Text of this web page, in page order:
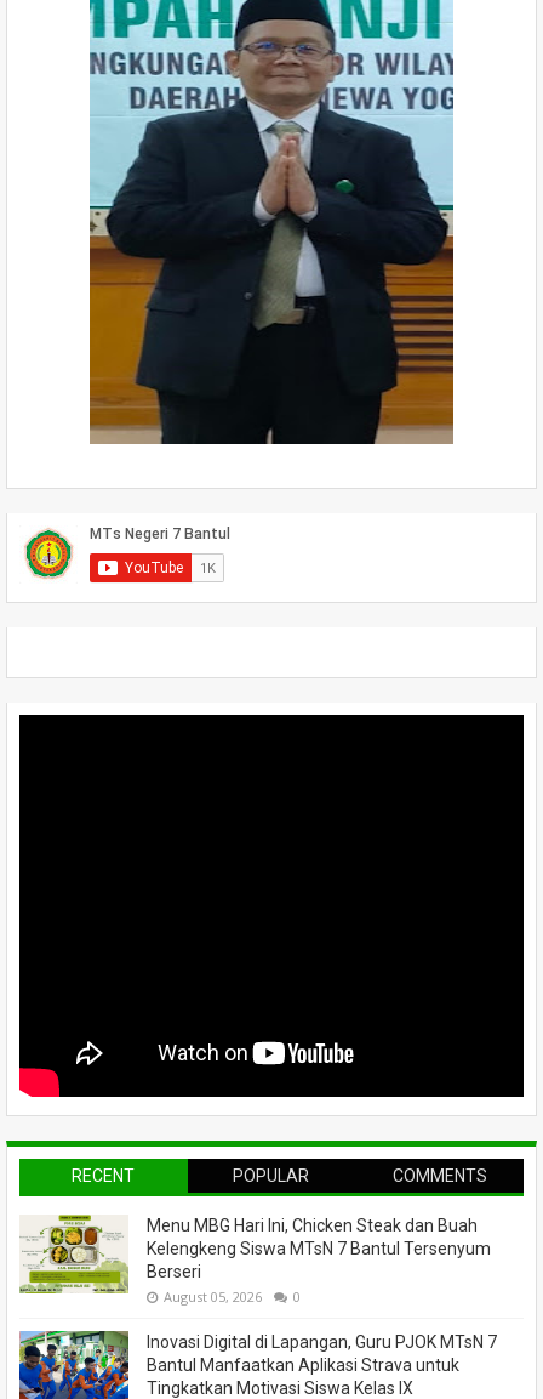
RECENT POPULAR COMMENTS
Menu MBG Hari Ini, Chicken Steak dan Buah
Kelengkeng Siswa MTsN 7 Bantul Tersenyum
Berseri
August 05, 2026 0
Inovasi Digital di Lapangan, Guru PJOK MTsN 7
Bantul Manfaatkan Aplikasi Strava untuk
Tingkatkan Motivasi Siswa Kelas IX